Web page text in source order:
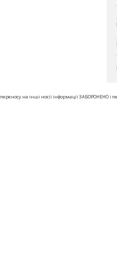
на інші носії інформації ЗАБОРОНЕНО і